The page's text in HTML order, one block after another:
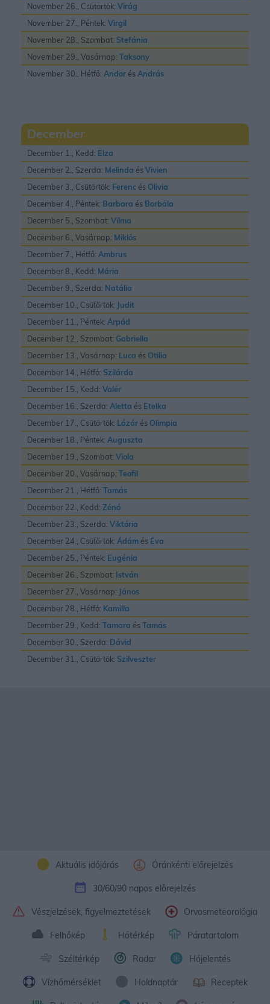
November 26., Csütörtök: Virág
November 27., Péntek: Virgil
November 28., Szombat: Stefánia
November 29., Vasárnap: Taksony
November 30., Hétfő: Andor ésAndrás
December
December 1., Kedd: Elza
December 2., Szerda: Melinda ésVivien
December 3., Csütörtök: Ferenc és Olivia
December 4., Péntek: Barbara és Borbála
December 5., Szombat: Vilma
December 6., Vasárnap: Miklós
December 7., Hétfő: Ambrus
December 8., Kedd: Mária
December 9., Szerda: Natália
December 10., Csütörtök: Judit
December 11., Péntek: Árpád
December 12., Szombat: Gabriella
December 13., Vasárnap: Luca és Otilia
December 14., Hétfő: Szilárda
December 15., Kedd: Valér
December 16., Szerda: Aletta és Etelka
December 17., Csütörtök: Lázár és Olimpia
December 18., Péntek: Auguszta
December 19., Szombat: Viola
December 20., Vasárnap: Teofil
December 21., Hétfő: Tamás
December 22., Kedd: Zénó
December 23., Szerda: Viktória
December 24., Csütörtök: Ádám és Éva
December 25., Péntek: Eugénia
December 26., Szombat: István
December 27., Vasárnap: János
December 28., Hétfő: Kamilla
December 29., Kedd: Tamara ésTamás
December 30., Szerda: Dávid
December 31., Csütörtök: Szilveszter
Aktuális időjárás Óránkénti előrejelzés
30/60/90 napos előrejelzés
Vészjelzések, figyelmeztetések Orvosmeteorológia
Felhőkép Hőtérkép Páratartalom
Széltérkép Radar Hójelentés
Vízhőmérséklet Holdnaptár Receptek